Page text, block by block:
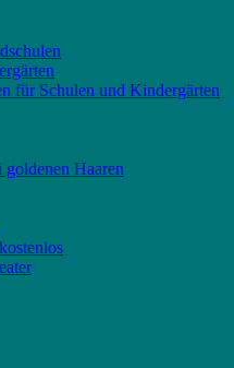
für Schulen und Kindergärten
Haaren